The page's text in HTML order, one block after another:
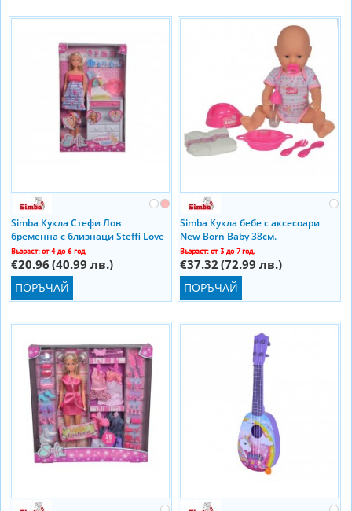
Simba Кукла Стефи Лов
бременна с близнаци Steffi Love
Възраст: от 4 до 6 год.
€20.96 (40.99 лв.)
ПОРЪЧАЙ
Simba Кукла бебе с аксесоари
New Born Baby 38см.
Възраст: от 3 до 7 год.
€37.32 (72.99 лв.)
ПОРЪЧАЙ